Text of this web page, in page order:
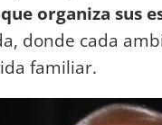
organiza sus
donde cada
familiar.